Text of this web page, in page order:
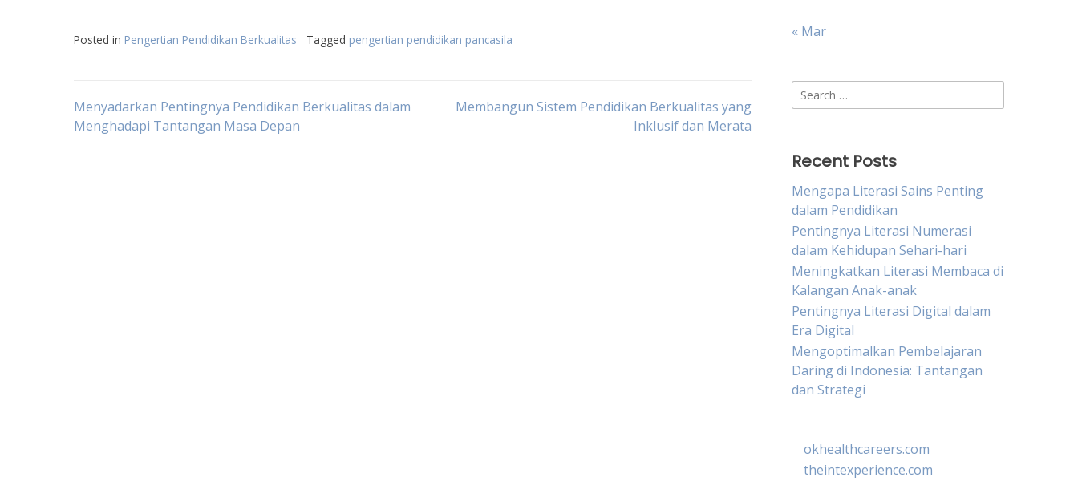
Posted in Pengertian Pendidikan Berkualitas Tagged pengertian pendidikan pancasila
Post
Menyadarkan Pentingnya Pendidikan Berkualitas dalam
Menghadapi Tantangan Masa Depan
Membangun Sistem Pendidikan Berkualitas yang
Inklusif dan Merata
« Mar
Search
for:
Recent Posts
Mengapa Literasi Sains Penting
dalam Pendidikan
Pentingnya Literasi Numerasi
dalam Kehidupan Sehari-hari
Meningkatkan Literasi Membaca di
Kalangan Anak-anak
Pentingnya Literasi Digital dalam
Era Digital
Mengoptimalkan Pembelajaran
Daring di Indonesia: Tantangan
dan Strategi
okhealthcareers.com
theintexperience.com